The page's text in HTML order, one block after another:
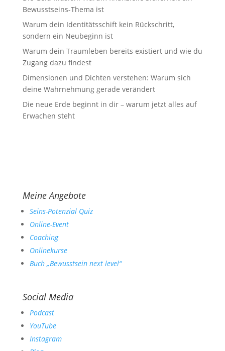
Bewusstseins-Thema ist
Warum dein Identitätsschift kein Rückschritt,
sondern ein Neubeginn ist
Warum dein Traumleben bereits existiert und wie du
Zugang dazu findest
Dimensionen und Dichten verstehen: Warum sich
deine Wahrnehmung gerade verändert
Die neue Erde beginnt in dir – warum jetzt alles auf
Erwachen steht
Meine Angebote
Seins-Potenzial Quiz
Online-Event
Coaching
Onlinekurse
Buch „Bewusstsein next level“
Social Media
Podcast
YouTube
Instagram